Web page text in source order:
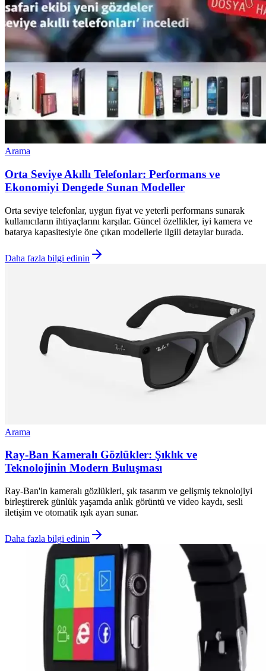
Arama
Orta Seviye Akıllı Telefonlar: Performans ve
Ekonomiyi Dengede Sunan Modeller
Orta seviye telefonlar, uygun fiyat ve yeterli performans sunarak
kullanıcıların ihtiyaçlarını karşılar. Güncel özellikler, iyi kamera ve
batarya kapasitesiyle öne çıkan modellerle ilgili detaylar burada.
Daha fazla bilgi edinin
Arama
Ray-Ban Kameralı Gözlükler: Şıklık ve
Teknolojinin Modern Buluşması
Ray-Ban'in kameralı gözlükleri, şık tasarım ve gelişmiş teknolojiyi
birleştirerek günlük yaşamda anlık görüntü ve video kaydı, sesli
iletişim ve otomatik ışık ayarı sunar.
Daha fazla bilgi edinin